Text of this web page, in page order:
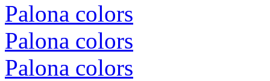
Palona colors
Palona colors
Palona colors